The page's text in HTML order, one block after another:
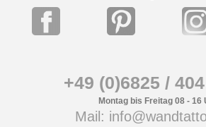
+49 (0)6825 /
Montag bis Freitag 08 - 16
Mail: